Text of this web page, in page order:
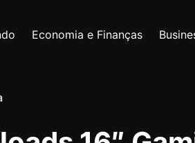
Economia e Finanças